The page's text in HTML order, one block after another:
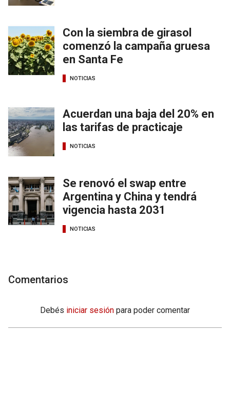
Con la siembra de girasol
comenzó la campaña gruesa
en Santa Fe
NOTICIAS
Acuerdan una baja del 20% en
las tarifas de practicaje
NOTICIAS
Se renovó el swap entre
Argentina y China y tendrá
vigencia hasta 2031
NOTICIAS
Comentarios
Debés iniciar sesión para poder comentar